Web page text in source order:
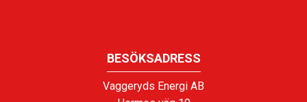
BESÖKSADRESS
Vaggeryds Energi AB